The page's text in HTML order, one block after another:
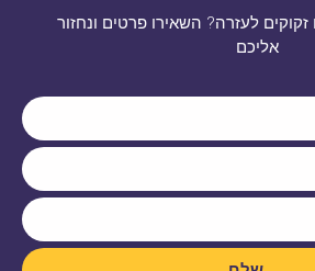
לעזרה? השאירו פרטים ונחזור
אליכם